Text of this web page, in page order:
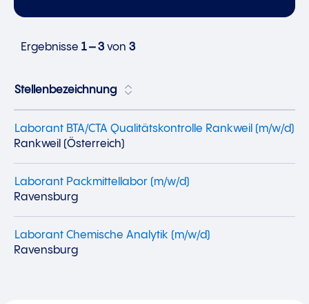
Ergebnisse 1 – 3von 3
Stellenbezeichnung
Laborant BTA/CTA Qualitätskontrolle Rankweil (m/w/d)
Rankweil (Österreich)
Laborant Packmittellabor (m/w/d)
Ravensburg
Laborant Chemische Analytik (m/w/d)
Ravensburg